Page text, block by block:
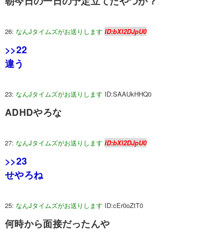
26: なんJタイムズがお送りします ID:bXl2DJpU0
>>22
違う
23: なんJタイムズがお送りします ID:SAAUkHHQ0
ADHDやろな
27: なんJタイムズがお送りします ID:bXl2DJpU0
>>23
せやろね
25: なんJタイムズがお送りします ID:cEr0oZtT0
何時から面接だったんや